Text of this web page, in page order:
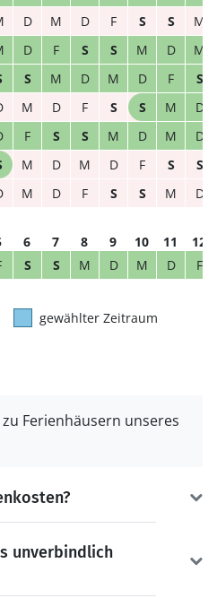
D M D F S S
M
D F S S M D
M
S M D M D F
S
M D F S S M
D
F S S M D M
D
M D M D F S
S
M D F S S M D
6 7 8 9 10 11
12
S S M D M D F
gewählter Zeitraum
Ferienhäusern unseres
unverbindlich